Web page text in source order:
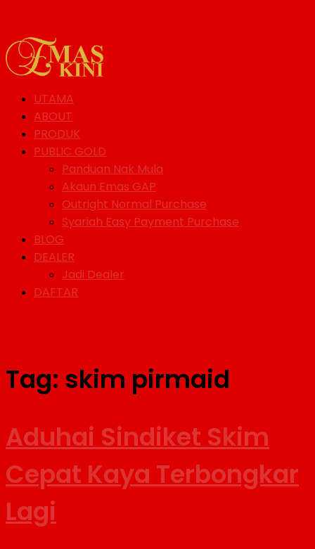
UTAMA
ABOUT
PRODUK
PUBLIC GOLD
Panduan Nak Mula
Akaun Emas GAP
Outright Normal Purchase
Syariah Easy Payment Purchase
BLOG
DEALER
Jadi Dealer
DAFTAR
Tag: skim pirmaid
Aduhai Sindiket Skim
Cepat Kaya Terbongkar
Lagi